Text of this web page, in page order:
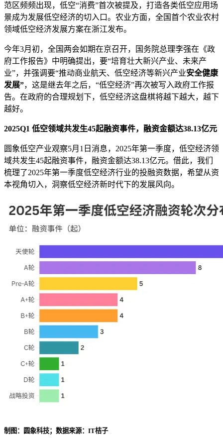
范区频频出现，低空“消费”首次被提及，打造各类低空应用场
景成为发展低空经济的切入口。农业方面，全国首个农业农村
领域低空经济发展方案在浙江发布。
今年3月初，全国两会如期在京召开，国务院总理李强在《政
府工作报告》中明确提出，要“培育壮大新兴产业、未来产
业”，并强调要“推动商业航天、低空经济等新兴产业安全健康
发展”，这是继去年之后，“低空经济”再次被写入政府工作报
告。在政府的合理规划下，低空经济这盘棋将越下越大，越下
越好。
2025Q1 低空领域共发生45起融资事件，融资金额达38.13亿元
圆象低空产业观察5月1日消息，2025年第一季度，低空经济领
域共发生45起融资事件，融资金额达38.13亿元。借此，我们
梳理了2025年第一季度低空经济行业的投融资数据，希望从资
本视角切入，洞察低空经济新时代下的发展风向。
制图：圆象科技；数据来源：IT桔子